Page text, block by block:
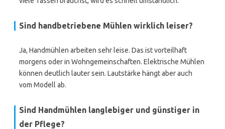
Sind handbetriebene Mühlen wirklich leiser?
Ja, Handmühlen arbeiten sehr leise. Das ist vorteilhaft
morgens oder in Wohngemeinschaften. Elektrische Mühlen
können deutlich lauter sein. Lautstärke hängt aber auch
vom Modell ab.
Sind Handmühlen langlebiger und günstiger in
der Pflege?